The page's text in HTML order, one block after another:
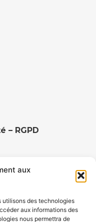
aux
utilisons des technologies
aux informations des
nous permettra de
– RGPD